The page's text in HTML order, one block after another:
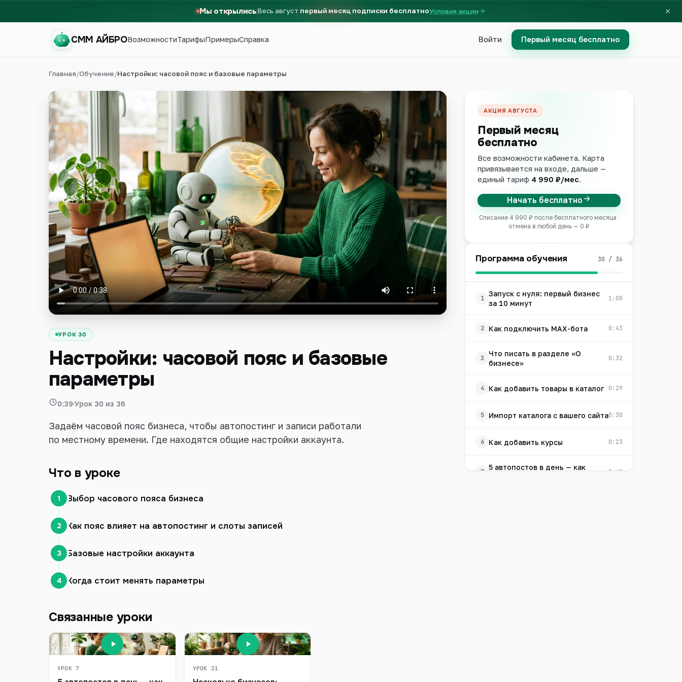
Мы открылисьВесь август первый месяц подписки бесплатноУсловия акции
СММ АЙБРОВозможностиТарифыПримерыСправка Войти Первый месяц бесплатно
СММ АЙБРО
Первый месяц бесплатно
Войти
Главная/Обучение/Настройки: часовой пояс и базовые параметры
УРОК 30
Настройки: часовой пояс и базовые
параметры
0:39 Урок 30 из 36
Задаём часовой пояс бизнеса, чтобы автопостинг и записи работали
по местному времени. Где находятся общие настройки аккаунта.
Что в уроке
1 Выбор часового пояса бизнеса
2 Как пояс влияет на автопостинг и слоты записей
3 Базовые настройки аккаунта
4 Когда стоит менять параметры
Связанные уроки
УРОК 7 УРОК 31
АКЦИЯ АВГУСТА
Первый месяц
бесплатно
Все возможности кабинета. Карта
привязывается на входе, дальше —
единый тариф 4 990 ₽/мес.
Начать бесплатно
Списание 4 990 ₽ после бесплатного месяца ·
отмена в любой день — 0 ₽
Программа обучения 30 / 36
1
Запуск с нуля: первый бизнес
за 10 минут
1:00
2 Как подключить MAX-бота 0:43
3
Что писать в разделе «О
бизнесе»
0:32
4 Как добавить товары в каталог 0:29
5 Импорт каталога с вашего сайта0:30
6 Как добавить курсы 0:23
7
5 автопостов в день — как
0:48